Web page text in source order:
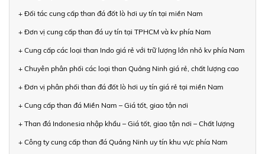
+ Đối tác cung cấp than đá đốt lò hơi uy tín tại miền Nam
+ Đơn vị cung cấp than đá uy tín tại TPHCM và kv phía Nam
+ Cung cấp các loại than Indo giá rẻ với trữ lượng lớn nhỏ kv phía Nam
+ Chuyên phân phối các loại than Quảng Ninh giá rẻ, chất lượng cao
+ Đơn vị phân phối than đá đốt lò hơi uy tín giá rẻ tại miền Nam
+ Cung cấp than đá Miền Nam – Giá tốt, giao tận nơi
+ Than đá Indonesia nhập khẩu – Giá tốt, giao tận nơi – Chất lượng
+ Công ty cung cấp than đá Quảng Ninh uy tín khu vực phía Nam